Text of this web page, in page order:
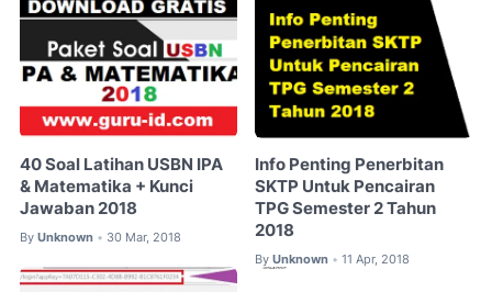
40 Soal Latihan USBN IPA
& Matematika + Kunci
Jawaban 2018
By Unknown • 30 Mar, 2018
Info Penting Penerbitan
SKTP Untuk Pencairan
TPG Semester 2 Tahun
2018
By Unknown • 11 Apr, 2018